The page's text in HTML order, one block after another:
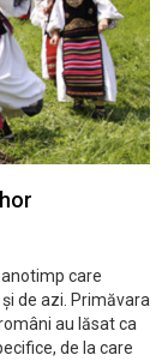
care
de azi. Primăvara
au lăsat ca
de la care